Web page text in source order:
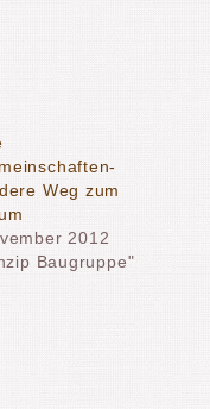
Weg zum
2012
Baugruppe"